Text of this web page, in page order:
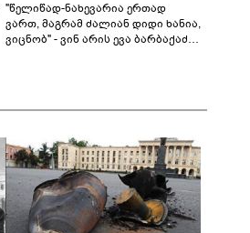
"წელიწად-ნახევარია ერთად
ვართ, მაგრამ ძალიან დიდი ხანია,
ვიცნობ" - ვინ არის ევა ბარბაქაძის